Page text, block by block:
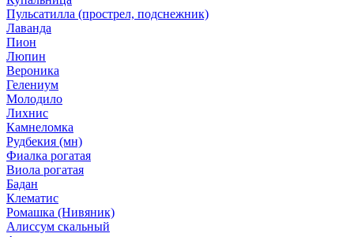
Пульсатилла (прострел, подснежник)
Лаванда
Пион
Люпин
Вероника
Гелениум
Молодило
Лихнис
Камнеломка
Рудбекия (мн)
Фиалка рогатая
Виола рогатая
Бадан
Клематис
Ромашка (Нивяник)
Алиссум скальный